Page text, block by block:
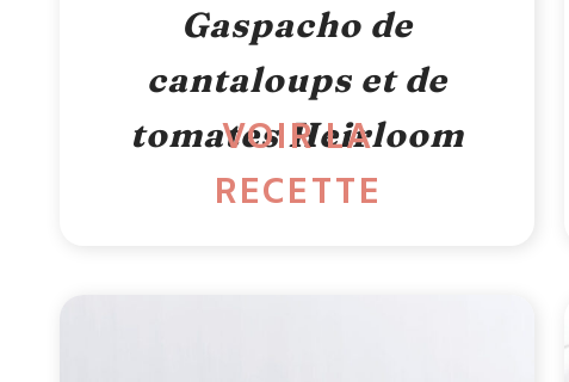
Gaspacho de
cantaloups et de
tomates Heirloom
VOIR LA
RECETTE